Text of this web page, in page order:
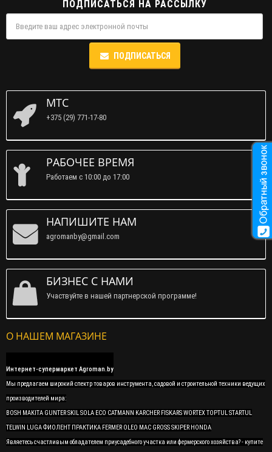
ПОДПИСАТЬСЯ НА РАССЫЛКУ
ПОДПИСАТЬСЯ
МТС
+375 (29) 771-17-80
РАБОЧЕЕ ВРЕМЯ
Работаем c 10:00 до 17:00
НАПИШИТЕ НАМ
agromanby@gmail.com
БИЗНЕС С НАМИ
Участвуйте в нашей партнерской программе!
О НАШЕМ МАГАЗИНЕ
Интернет-супермаркет Agroman.by
Мы предлагаем широкий спектр товаров инструмента, садовой и строительной техники ведущих
производителей мира:
BOSH MAKITA GUNTER SKIL SOLA ECO CATMANN KARCHER FISKARS WORTEX TOPTUL STARTUL
TELWIN LUGA ФИОЛЕНТ ПРАКТИКА FERMER OLEO MAC GROSS SKIPER HONDA
Являетесь счастливым обладателем приусадебного участка или фермерского хозяйства? - купите